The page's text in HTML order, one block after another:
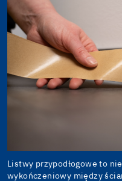
Listwy przypodłogowe to
wykończeniowy między